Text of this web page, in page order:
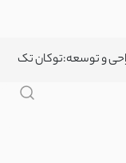
و توسعه:توکان تک